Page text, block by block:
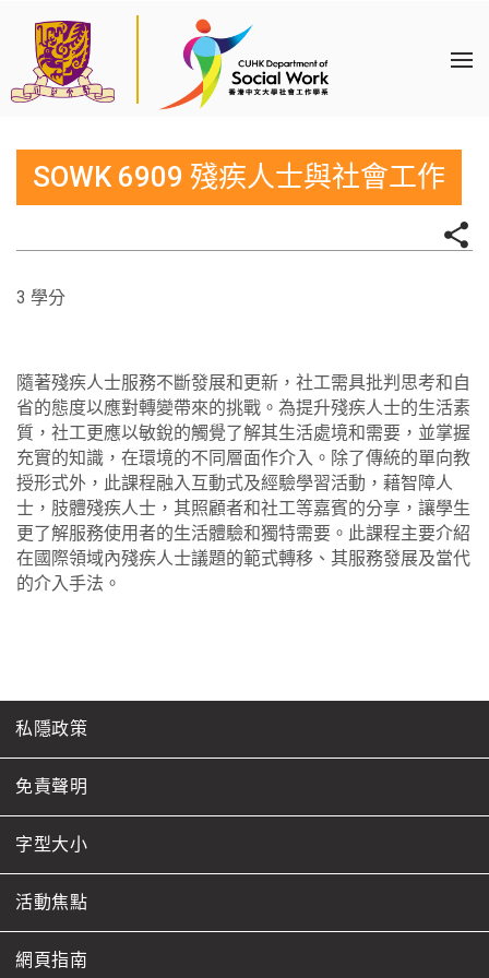
SOWK 6909 殘疾人士與社會工作
3 學分
隨著殘疾人士服務不斷發展和更新，社工需具批判思考和自
省的態度以應對轉變帶來的挑戰。為提升殘疾人士的生活素
質，社工更應以敏銳的觸覺了解其生活處境和需要，並掌握
充實的知識，在環境的不同層面作介入。除了傳統的單向教
授形式外，此課程融入互動式及經驗學習活動，藉智障人
士，肢體殘疾人士，其照顧者和社工等嘉賓的分享，讓學生
更了解服務使用者的生活體驗和獨特需要。此課程主要介紹
在國際領域內殘疾人士議題的範式轉移、其服務發展及當代
的介入手法。
私隱政策
免責聲明
字型大小
活動焦點
網頁指南